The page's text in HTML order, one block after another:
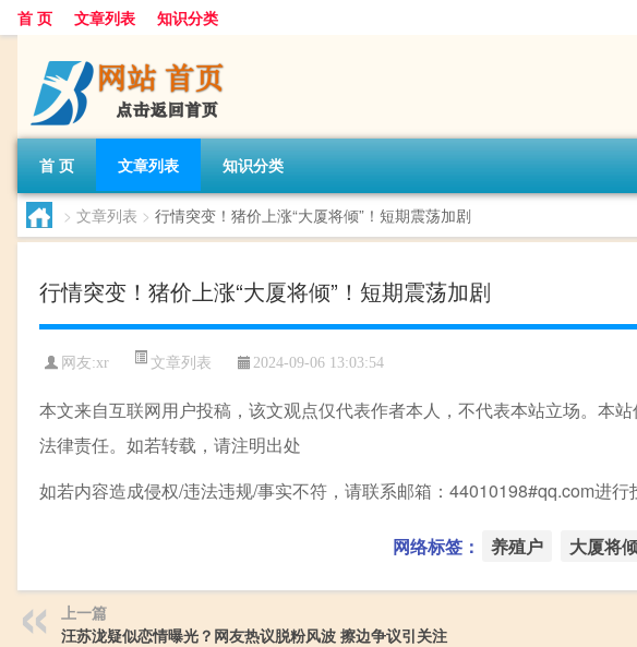
首 页 文章列表 知识分类
首 页 文章列表 知识分类
> 文章列表 > 行情突变！猪价上涨“大厦将倾”！短期震荡加剧
行情突变！猪价上涨“大厦将倾”！短期震荡加剧
网友:xr 文章列表 2024-09-06 13:03:54
本文来自互联网用户投稿，该文观点仅代表作者本人，不代表本站立场。本
法律责任。如若转载，请注明出处
如若内容造成侵权/违法违规/事实不符，请联系邮箱：44010198#qq.com进行
网络标签： 养殖户 大厦将
上一篇
汪苏泷疑似恋情曝光？网友热议脱粉风波 擦边争议引关注